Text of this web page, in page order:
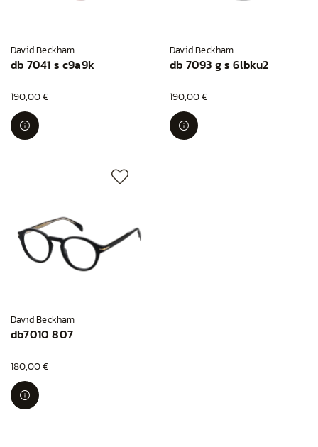
David Beckham
db 7041 s c9a9k
190,00 €
David Beckham
db 7093 g s 6lbku2
190,00 €
David Beckham
db7010 807
180,00 €